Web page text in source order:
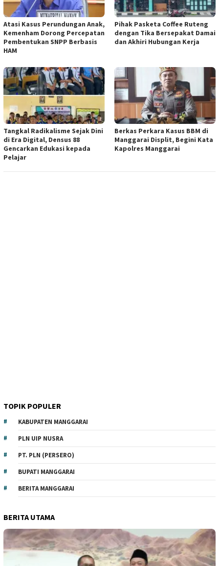
Atasi Kasus Perundungan Anak,
Kemenham Dorong Percepatan
Pembentukan SNPP Berbasis
HAM
Pihak Pasketa Coffee Ruteng
dengan Tika Bersepakat Damai
dan Akhiri Hubungan Kerja
Tangkal Radikalisme Sejak Dini
di Era Digital, Densus 88
Gencarkan Edukasi kepada
Pelajar
Berkas Perkara Kasus BBM di
Manggarai Displit, Begini Kata
Kapolres Manggarai
TOPIK POPULER
KABUPATEN MANGGARAI
PLN UIP NUSRA
PT. PLN (PERSERO)
BUPATI MANGGARAI
BERITA MANGGARAI
BERITA UTAMA